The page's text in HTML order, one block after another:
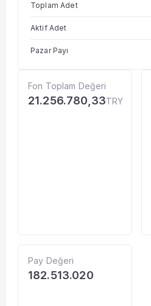
Toplam Adet
Aktif Adet
Pazar Payı
Fon Toplam Değeri
21.256.780,33TRY
Pay Değeri
182.513.020